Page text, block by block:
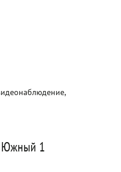
Южный 1